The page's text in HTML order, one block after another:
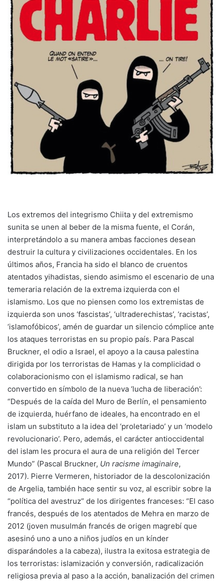
Los extremos del integrismo Chiita y del extremismo
sunita se unen al beber de la misma fuente, el Corán,
interpretándolo a su manera ambas facciones desean
destruir la cultura y civilizaciones occidentales. En los
últimos años, Francia ha sido el blanco de cruentos
atentados yihadistas, siendo asimismo el escenario de una
temeraria relación de la extrema izquierda con el
islamismo. Los que no piensen como los extremistas de
izquierda son unos ‘fascistas’, ‘ultraderechistas’, ‘racistas’,
‘islamofóbicos’, amén de guardar un silencio cómplice ante
los ataques terroristas en su propio país. Para Pascal
Bruckner, el odio a Israel, el apoyo a la causa palestina
dirigida por los terroristas de Hamas y la complicidad o
colaboracionismo con el islamismo radical, se han
convertido en símbolo de la nueva ‘lucha de liberación’:
“Después de la caída del Muro de Berlín, el pensamiento
de izquierda, huérfano de ideales, ha encontrado en el
islam un substituto a la idea del ‘proletariado’ y un ‘modelo
revolucionario’. Pero, además, el carácter antioccidental
del islam les procura el aura de una religión del Tercer
Mundo” (Pascal Bruckner, Un racisme imaginaire,
2017). Pierre Vermeren, historiador de la descolonización
de Argelia, también hace sentir su voz, al escribir sobre la
“política del avestruz” de los dirigentes franceses: “El caso
francés, después de los atentados de Mehra en marzo de
2012 (joven musulmán francés de origen magrebí que
asesinó uno a uno a niños judíos en un kínder
disparándoles a la cabeza), ilustra la exitosa estrategia de
los terroristas: islamización y conversión, radicalización
religiosa previa al paso a la acción, banalización del crimen